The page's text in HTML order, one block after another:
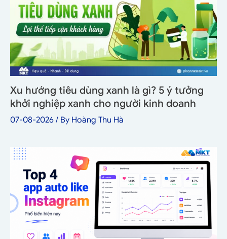
Xu hướng tiêu dùng xanh là gì? 5 ý tưởng
khởi nghiệp xanh cho người kinh doanh
07-08-2026 / By Hoàng Thu Hà